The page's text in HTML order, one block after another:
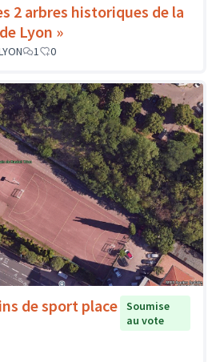
2 arbres historiques de la
Lyon »
1 0
de sport place
Soumise
au vote